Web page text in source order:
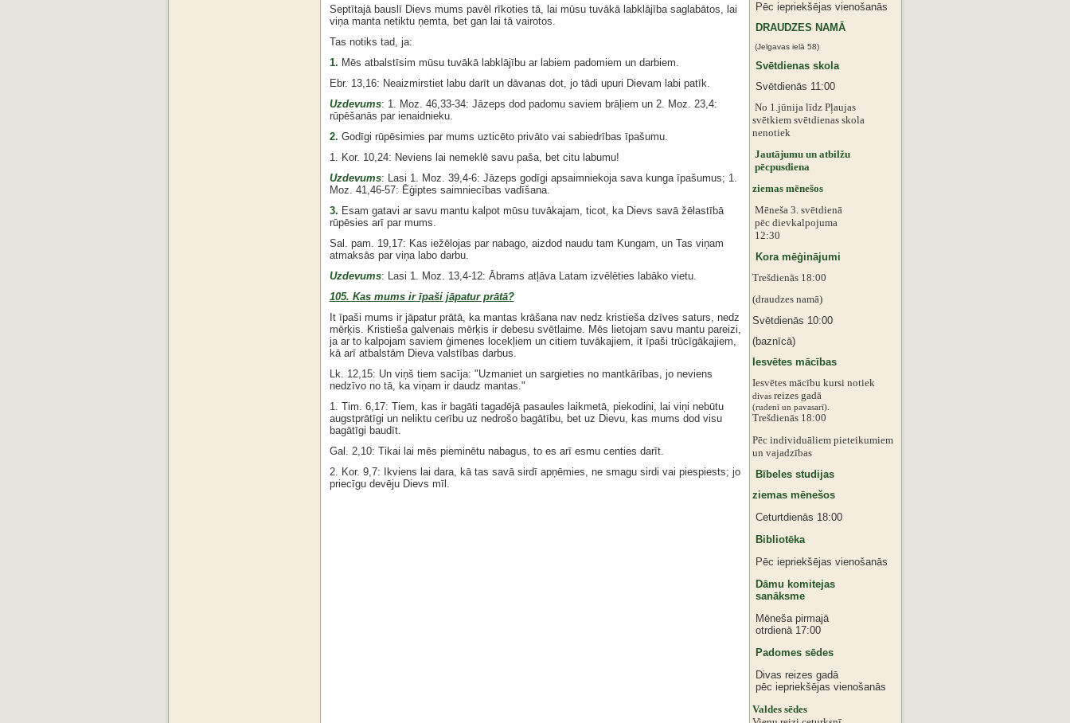
Septītajā bauslī Dievs mums pavēl rīkoties tā, lai mūsu tuvākā labklājība saglabātos, lai
viņa manta netiktu ņemta, bet gan lai tā vairotos.
Tas notiks tad, ja:
1. Mēs atbalstīsim mūsu tuvākā labklājību ar labiem padomiem un darbiem.
Ebr. 13,16: Neaizmirstiet labu darīt un dāvanas dot, jo tādi upuri Dievam labi patīk.
Uzdevums: 1. Moz. 46,33-34: Jāzeps dod padomu saviem brāļiem un 2. Moz. 23,4:
rūpēšanās par ienaidnieku.
2. Godīgi rūpēsimies par mums uzticēto privāto vai sabiedrības īpašumu.
1. Kor. 10,24: Neviens lai nemeklē savu paša, bet citu labumu!
Uzdevums: Lasi 1. Moz. 39,4-6: Jāzeps godīgi apsaimniekoja sava kunga īpašumus; 1.
Moz. 41,46-57: Ēģiptes saimniecības vadīšana.
3. Esam gatavi ar savu mantu kalpot mūsu tuvākajam, ticot, ka Dievs savā žēlastībā
rūpēsies arī par mums.
Sal. pam. 19,17: Kas iežēlojas par nabago, aizdod naudu tam Kungam, un Tas viņam
atmaksās par viņa labo darbu.
Uzdevums: Lasi 1. Moz. 13,4-12: Ābrams atļāva Latam izvēlēties labāko vietu.
105. Kas mums ir īpaši jāpatur prātā?
It īpaši mums ir jāpatur prātā, ka mantas krāšana nav nedz kristieša dzīves saturs, nedz
mērķis. Kristieša galvenais mērķis ir debesu svētlaime. Mēs lietojam savu mantu pareizi,
ja ar to kalpojam saviem ģimenes locekļiem un citiem tuvākajiem, it īpaši trūcīgākajiem,
kā arī atbalstām Dieva valstības darbus.
Lk. 12,15: Un viņš tiem sacīja: "Uzmaniet un sargieties no mantkārības, jo neviens
nedzīvo no tā, ka viņam ir daudz mantas."
1. Tim. 6,17: Tiem, kas ir bagāti tagadējā pasaules laikmetā, piekodini, lai viņi nebūtu
augstprātīgi un neliktu cerību uz nedrošo bagātību, bet uz Dievu, kas mums dod visu
bagātīgi baudīt.
Gal. 2,10: Tikai lai mēs pieminētu nabagus, to es arī esmu centies darīt.
2. Kor. 9,7: Ikviens lai dara, kā tas savā sirdī apņēmies, ne smagu sirdi vai piespiests; jo
priecīgu devēju Dievs mīl.
Pēc iepriekšējas vienošanās
DRAUDZES NAMĀ
(Jelgavas ielā 58)
Svētdienas skola
Svētdienās 11:00
No 1.jūnija līdz Pļaujas
svētkiem svētdienas skola
nenotiek
Jautājumu un atbilžu
pēcpusdiena
ziemas mēnešos
Mēneša 3. svētdienā
pēc dievkalpojuma
12:30
Kora mēģinājumi
Trešdienās 18:00
(draudzes namā)
Svētdienās 10:00
(baznīcā)
Iesvētes mācības
Iesvētes mācību kursi notiek
divas reizes gadā
‌‌(rudenī un pavasarī).
Trešdienās 18:00
Pēc individuāliem pieteikumiem
‌un vajadzības
Bībeles studijas
ziemas mēnešos
Ceturtdienās 18:00
Bibliotēka
Pēc iepriekšējas vienošanās
Dāmu komitejas
sanāksme
Mēneša pirmajā
otrdienā 17:00
Padomes sēdes
Divas reizes gadā
pēc iepriekšējas vienošanās
‌Valdes sēdes